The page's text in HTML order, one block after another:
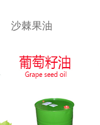
沙棘果油